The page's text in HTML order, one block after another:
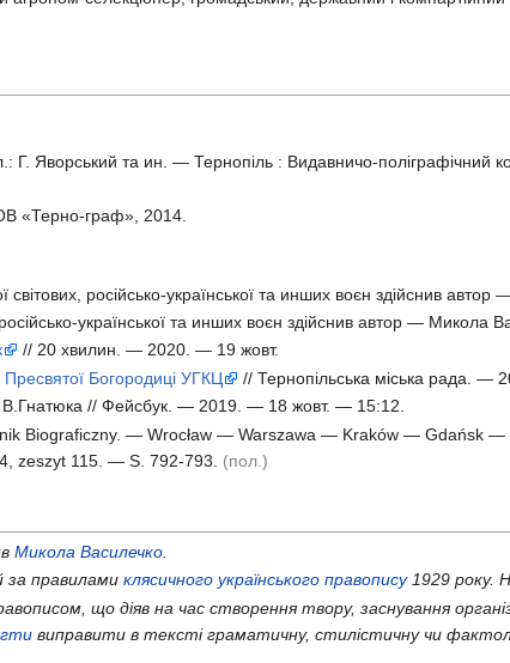
Г. Яворський та ин. — Тернопіль : Видавничо-поліграфічний
«Терно-граф», 2014.
світових, російсько-української та инших воєн здійснив
української та инших воєн здійснив автор — Микола
// 20 хвилин. — 2020. — 19 жовт.
Богородиці УГКЦ
// Тернопільська міська рада. —
В.Гнатюка // Фейсбук. — 2019. — 18 жовт. — 15:12.
Biograficzny. — Wrocław — Warszawa — Kraków — Gdańsk —
zeszyt 115. — S. 792-793. (пол.)
Микола Василечко
за правилами клясичного українського правопису1929 року.
що діяв на час створення твору, заснування
виправити в тексті граматичну, стилістичну чи